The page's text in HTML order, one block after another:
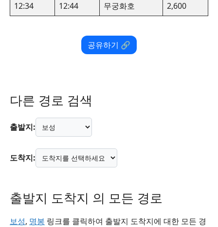
12:34
12:44 무궁화호 2,600
공유하기 🔗
다른 경로 검색
출발지:
도착지:
출발지 도착지 의 모든 경로
보성, 명봉 링크를 클릭하여 출발지 도착지에 대한 모든 경